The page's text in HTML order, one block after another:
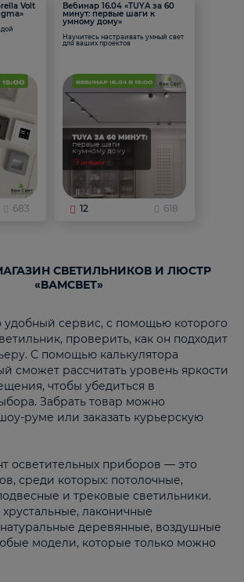
Volt
683
Вебинар 16.04 «TUYA за 60
минут: первые шаги к
умному дому»
Научитесь настраивать умный свет
для ваших проектов
12 618
СВЕТИЛЬНИКОВ И ЛЮСТР
«ВАМСВЕТ»
удобный сервис, с помощью которого
проверить, как он подходит
С помощью калькулятора
сможет рассчитать уровень яркости
чтобы убедиться в
Забрать товар можно
руме или заказать курьерскую
осветительных приборов — это
среди которых: потолочные,
и трековые светильники.
лаконичные
деревянные, воздушные
модели, которые только можно